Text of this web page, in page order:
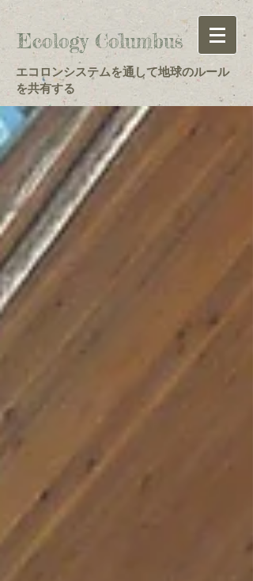
Ecology Columbus
エコロンシステムを通して地球のルール
を共有する